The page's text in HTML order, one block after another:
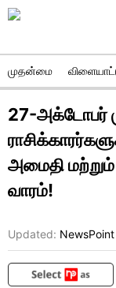
முதன்மை
27-அக்டோபர்
அமைதி
வாரம்!
Updated: NewsPoint